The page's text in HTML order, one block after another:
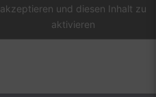
akzeptieren und diesen Inhalt zu
aktivieren